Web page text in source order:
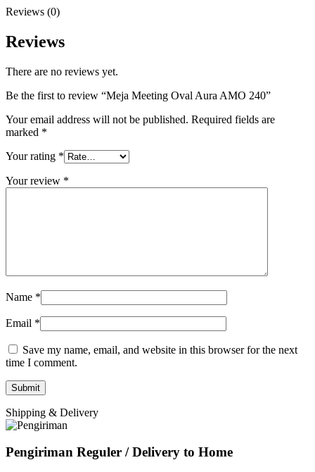
Reviews (0)
Reviews
There are no reviews yet.
Be the first to review “Meja Meeting Oval Aura AMO 240”
Your email address will not be published. Required fields are
marked *
Your rating *
Your review *
Name *
Email *
Save my name, email, and website in this browser for the next
time I comment.
Shipping & Delivery
Pengiriman Reguler / Delivery to Home